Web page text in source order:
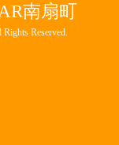
南扇町
Reserved.